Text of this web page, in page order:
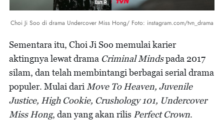
Choi Ji Soo di drama Undercover Miss Hong/ Foto: instagram.com/tvn_drama
Sementara itu, Choi Ji Soo memulai karier
aktingnya lewat drama Criminal Mindspada 2017
silam, dan telah membintangi berbagai serial drama
populer. Mulai dari Move To Heaven, Juvenile
Justice, High Cookie, Crushology 101, Undercover
Miss Hong, dan yang akan rilis Perfect Crown.